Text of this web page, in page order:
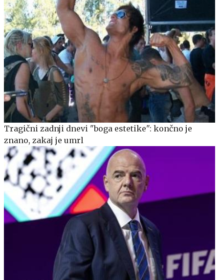
Tragični zadnji dnevi "boga estetike": končno je
znano, zakaj je umrl